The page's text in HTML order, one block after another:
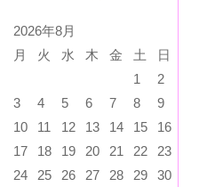
2026年8月
月
火 水 木 金 土
日
1
2
3
4 5 6 7 8
9
10
11 12 13 14 15
16
17
18 19 20 21 22
23
24
25 26 27 28 29
30